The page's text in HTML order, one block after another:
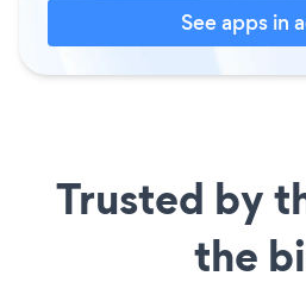
See apps in
Trusted by
the